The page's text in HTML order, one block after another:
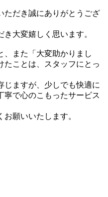
ただき誠にありがとうござ
大変嬉しく思います。
、また「大変助かりまし
たことは、スタッフにとっ
じますが、少しでも快適に
寧で心のこもったサービス
願いいたします。